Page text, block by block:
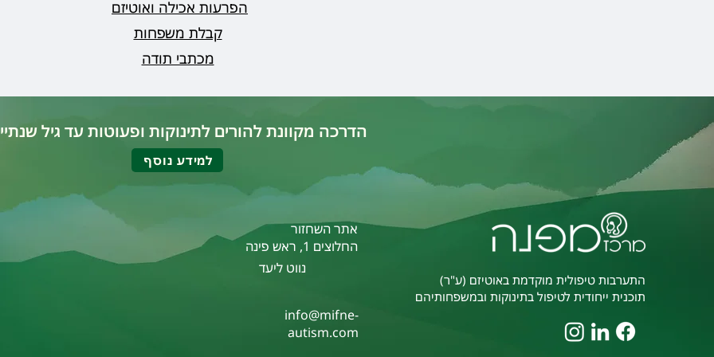
הפרעות אכילה ואוטיזם
קבלת משפחות
מכתבי תודה
הדרכה מקוונת להורים לתינוקות ופעוטות עד גיל
למידע נוסף
אתר השחזור
החלוצים 1, ראש פינה
נווט ליעד
info@mifne-
autism.com
התערבות טיפולית מוקדמת באוטיזם (ע"ר)
תוכנית ייחודית לטיפול בתינוקות ובמשפחותיהם